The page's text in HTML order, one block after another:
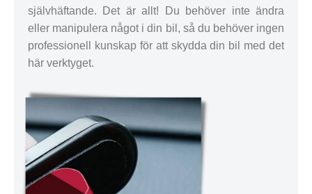
självhäftande. Det är allt! Du behöver inte ändra
eller manipulera något i din bil, så du behöver ingen
professionell kunskap för att skydda din bil med det
här verktyget.